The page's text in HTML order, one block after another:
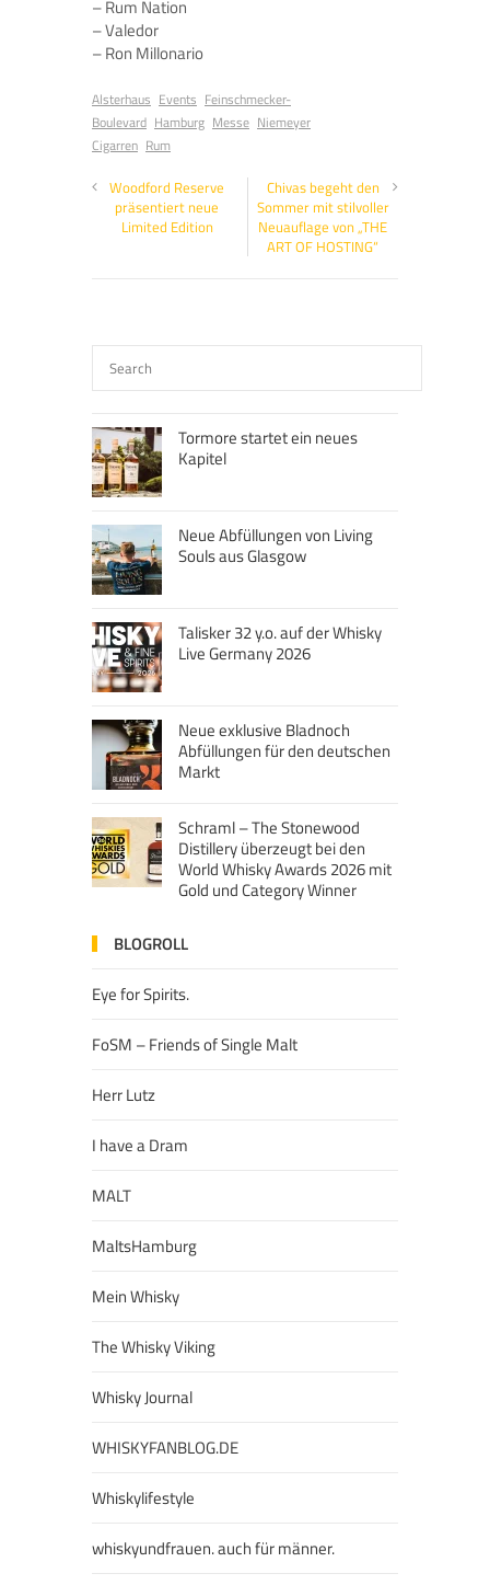
– Rum Nation
– Valedor
– Ron Millonario
Alsterhaus Events Feinschmecker-
Boulevard Hamburg Messe Niemeyer
Cigarren Rum
Woodford Reserve
präsentiert neue
Limited Edition
Chivas begeht den
Sommer mit stilvoller
Neuauflage von „THE
ART OF HOSTING“
Tormore startet ein neues
Kapitel
Neue Abfüllungen von Living
Souls aus Glasgow
Talisker 32 y.o. auf der Whisky
Live Germany 2026
Neue exklusive Bladnoch
Abfüllungen für den deutschen
Markt
Schraml – The Stonewood
Distillery überzeugt bei den
World Whisky Awards 2026 mit
Gold und Category Winner
BLOGROLL
Eye for Spirits.
FoSM – Friends of Single Malt
Herr Lutz
I have a Dram
MALT
MaltsHamburg
Mein Whisky
The Whisky Viking
Whisky Journal
WHISKYFANBLOG.DE
Whiskylifestyle
whiskyundfrauen. auch für männer.